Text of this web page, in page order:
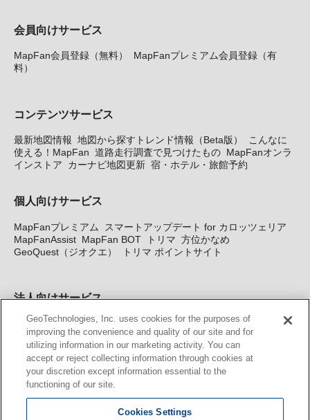
会員向けサービス
MapFan会員登録（無料）
MapFanプレミアム会員登録（有
料）
コンテンツサービス
最新地図情報 地図から探すトレンド情報（Beta版）
こんなに
使える！MapFan 道路走行調査で見つけたもの MapFanオンラ
インストア
カーナビ地図更新 宿・ホテル・旅館予約
個人向けサービス
MapFanプレミアム
スマートアップデート for カロッツェリア
MapFanAssist MapFan BOT トリマ 方位かなめ
GeoQuest（ジオクエ）
トリマ ポイントサイト
法人向けサービス
法人向け地図・位置情報サービス WEBサイト・システム向け地
図API Windows PC向け地図開発キット MapFan DB 住所確認
サービス
MAP WORLD+ トリマ広告 Geo-Research
カーナビ地図更新サービス
GeoTechnologies, Inc. uses cookies for the purposes of
improving the convenience and quality of our site and for
utilizing information in our marketing activity. You can
accept or reject collecting information through cookies at
your discretion except information essential to the
functioning of our site.
Cookies Settings